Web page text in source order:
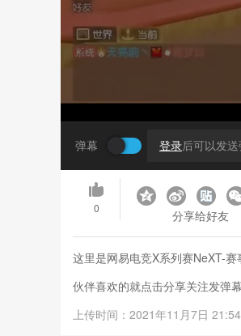
弹幕 登录后可以发
0 分享给好友
这里是网易电竞X系列赛NeXT-
伙伴喜欢的就点击分享关注发弹
上传时间：2021年11月7日 21:54